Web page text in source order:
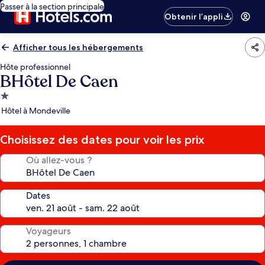
Passer à la section principale
Obtenir l’appli
Afficher tous les hébergements
Hôte professionnel
BHôtel De Caen
Hébergement
1.0 étoile
Hôtel à Mondeville
Choisissez des dates pour voir les prix
Où allez-vous ?
Dates
Voyageurs